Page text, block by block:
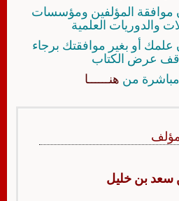
موافقة المؤلفين ومؤسسات
والدوريات العلمية
علمك أو بغير موافقتك برجاء
عرض الكتاب
مباشرة من هنــــــا
سعد بن خليل